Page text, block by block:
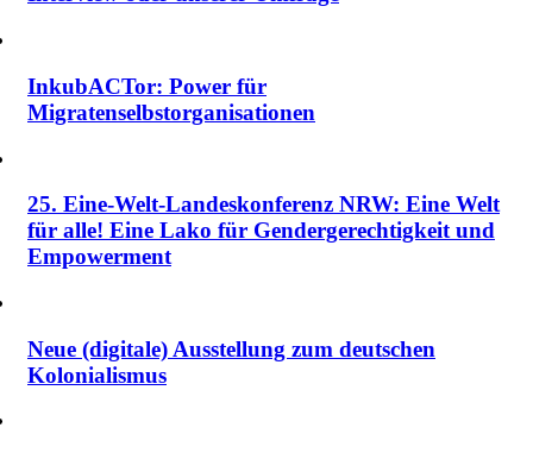
InkubACTor: Power für
Migratenselbstorganisationen
25. Eine-Welt-Landeskonferenz NRW: Eine Welt
für alle! Eine Lako für Gendergerechtigkeit und
Empowerment
Neue (digitale) Ausstellung zum deutschen
Kolonialismus